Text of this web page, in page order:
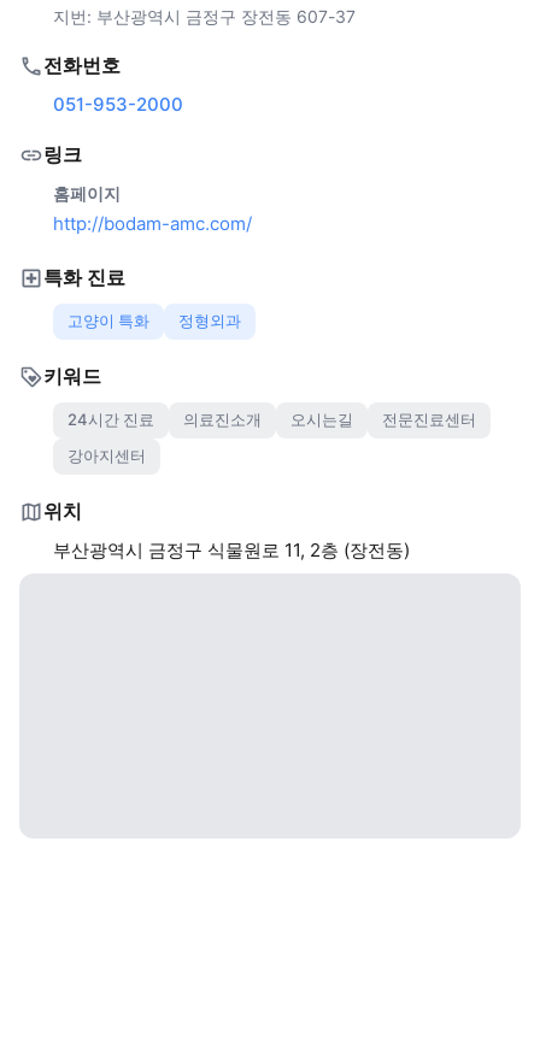
지번: 부산광역시 금정구 장전동 607-37
전화번호
051-953-2000
링크
홈페이지
http://bodam-amc.com/
특화 진료
고양이 특화 정형외과
키워드
24시간 진료 의료진소개 오시는길
전문진료센터
강아지센터
위치
부산광역시 금정구 식물원로 11, 2층 (장전동)